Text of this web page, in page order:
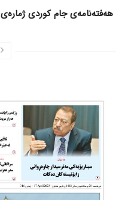
هەفتەنامەی جام کوردی ژمارەی 430